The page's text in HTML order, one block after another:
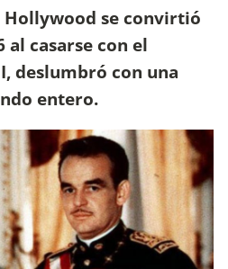
Hollywood se convirtió
al casarse con el
deslumbró con una
entero.